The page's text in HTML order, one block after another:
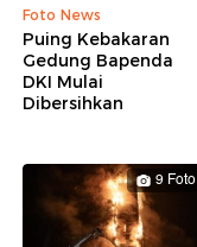
Foto News
Puing Kebakaran
Gedung Bapenda
DKI Mulai
Dibersihkan
9 Foto